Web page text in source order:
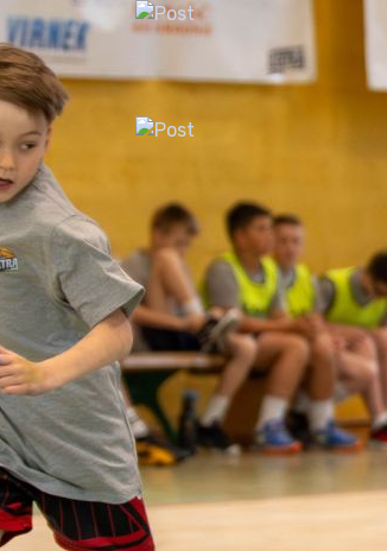
Poletni rekreativni turnir
29. avgust, 2026
Dan odprtih vrat
23. september, 2026